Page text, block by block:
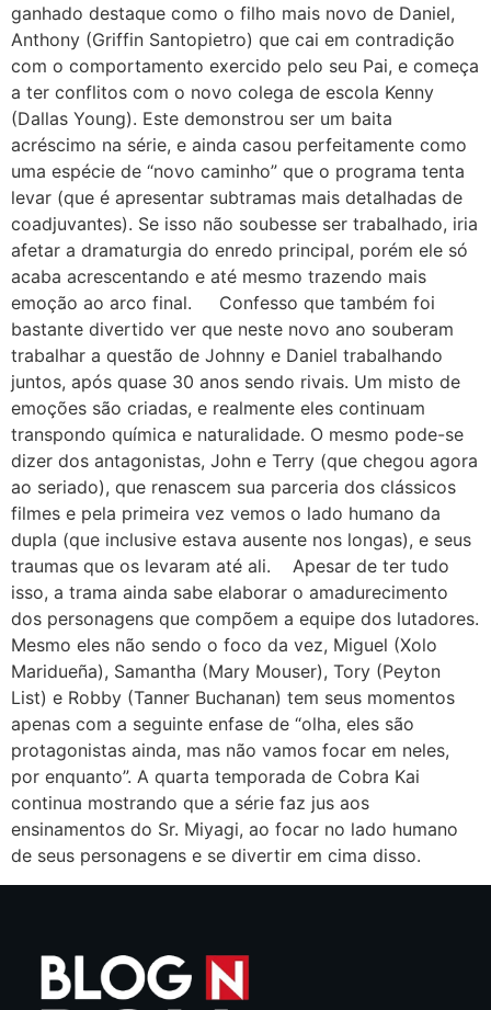
ganhado destaque como o filho mais novo de Daniel,
Anthony (Griffin Santopietro) que cai em contradição
com o comportamento exercido pelo seu Pai, e começa
a ter conflitos com o novo colega de escola Kenny
(Dallas Young). Este demonstrou ser um baita
acréscimo na série, e ainda casou perfeitamente como
uma espécie de “novo caminho” que o programa tenta
levar (que é apresentar subtramas mais detalhadas de
coadjuvantes). Se isso não soubesse ser trabalhado, iria
afetar a dramaturgia do enredo principal, porém ele só
acaba acrescentando e até mesmo trazendo mais
emoção ao arco final. Confesso que também foi
bastante divertido ver que neste novo ano souberam
trabalhar a questão de Johnny e Daniel trabalhando
juntos, após quase 30 anos sendo rivais. Um misto de
emoções são criadas, e realmente eles continuam
transpondo química e naturalidade. O mesmo pode-se
dizer dos antagonistas, John e Terry (que chegou agora
ao seriado), que renascem sua parceria dos clássicos
filmes e pela primeira vez vemos o lado humano da
dupla (que inclusive estava ausente nos longas), e seus
traumas que os levaram até ali. Apesar de ter tudo
isso, a trama ainda sabe elaborar o amadurecimento
dos personagens que compõem a equipe dos lutadores.
Mesmo eles não sendo o foco da vez, Miguel (Xolo
Maridueña), Samantha (Mary Mouser), Tory (Peyton
List) e Robby (Tanner Buchanan) tem seus momentos
apenas com a seguinte enfase de “olha, eles são
protagonistas ainda, mas não vamos focar em neles,
por enquanto”. A quarta temporada de Cobra Kai
continua mostrando que a série faz jus aos
ensinamentos do Sr. Miyagi, ao focar no lado humano
de seus personagens e se divertir em cima disso.